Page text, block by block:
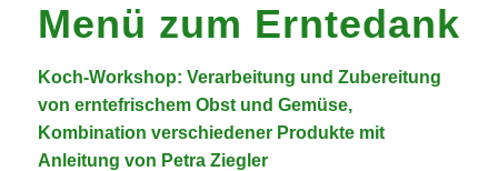
Menü zum Erntedank
Koch-Workshop: Verarbeitung und Zubereitung
von erntefrischem Obst und Gemüse,
Kombination verschiedener Produkte mit
Anleitung von Petra Ziegler